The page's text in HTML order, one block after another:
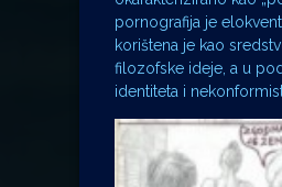
pornografija je
korištena je kao
filozofske ideje, a u
identiteta i